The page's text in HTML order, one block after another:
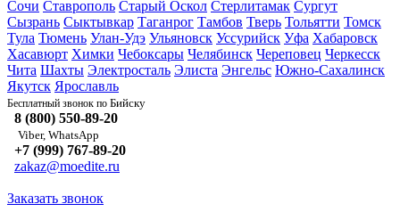
Сочи Ставрополь Старый Оскол Стерлитамак Сургут
Сызрань Сыктывкар Таганрог Тамбов Тверь Тольятти Томск
Тула Тюмень Улан-Удэ Ульяновск Уссурийск Уфа Хабаровск
Хасавюрт Химки Чебоксары Челябинск Череповец Черкесск
Чита Шахты Электросталь Элиста Энгельс Южно-Сахалинск
Якутск Ярославль
Бесплатный звонок по Бийску
8 (800) 550-89-20
Viber, WhatsApp
+7 (999) 767-89-20
zakaz@moedite.ru
Заказать звонок